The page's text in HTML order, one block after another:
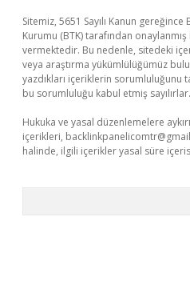
Sitemiz, 5651 Sayılı Kanun
Kurumu (BTK) tarafından
vermektedir. Bu nedenle, sitedeki
veya araştırma yükümlülüğümüz
yazdıkları içeriklerin sorumluluğunu
bu sorumluluğu kabul etmiş sayılırlar.
Hukuka ve yasal düzenlemelere
içerikleri,
halinde, ilgili içerikler yasal süre